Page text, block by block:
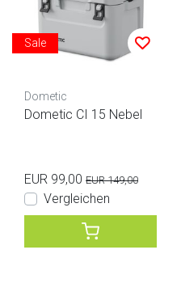
Sale
Dometic
Dometic CI 15 Nebel
EUR 99,00 EUR 149,00
Vergleichen